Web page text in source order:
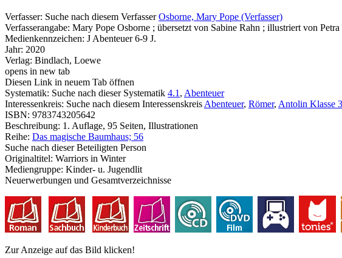
Verfasser: Suche nach diesem Verfasser Osborne, Mary Pope (Verfasser)
Verfasserangabe: Mary Pope Osborne ; übersetzt von Sabine Rahn ; illustriert von Petra
Medienkennzeichen: J Abenteuer 6-9 J.
Jahr: 2020
Verlag: Bindlach, Loewe
opens in new tab
Diesen Link in neuem Tab öffnen
Systematik: Suche nach dieser Systematik 4.1 , Abenteuer
Interessenkreis: Suche nach diesem Interessenskreis Abenteuer, Römer, Antolin Klasse 3
ISBN: 9783743205642
Beschreibung: 1. Auflage, 95 Seiten, Illustrationen
Reihe: Das magische Baumhaus; 56
Suche nach dieser Beteiligten Person
Originaltitel: Warriors in Winter
Mediengruppe: Kinder- u. Jugendlit
Neuerwerbungen und Gesamtverzeichnisse
Zur Anzeige auf das Bild klicken!